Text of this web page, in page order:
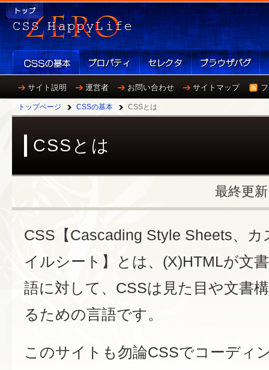
サイト説明 運営者 お問い合わせ サイトマップ
トップページ CSSの基本 CSSとは
CSSとは
最終更
CSS【Cascading Style Sheets、
イルシート】とは、(X)HTMLが文
語に対して、CSSは見た目や文書
るための言語です。
このサイトも勿論CSSでコーディ